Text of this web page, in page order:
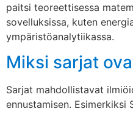
paitsi teoreettisessa
sovelluksissa, kuten
ympäristöanalytiikassa.
Miksi sarjat
Sarjat mahdollistavat
ennustamisen. Esimerkiksi